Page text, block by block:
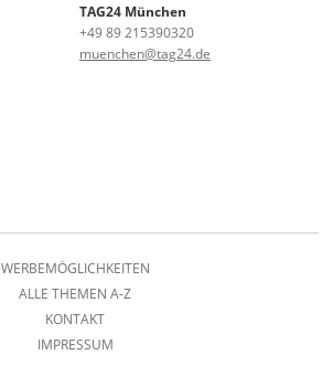
TAG24 München
+49 89 215390320
muenchen@tag24.de
WERBEMÖGLICHKEITEN
ALLE THEMEN A-Z
KONTAKT
IMPRESSUM